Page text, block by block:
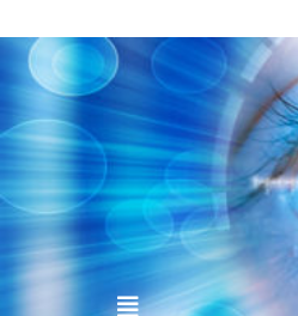
to
contentvinivida.lk